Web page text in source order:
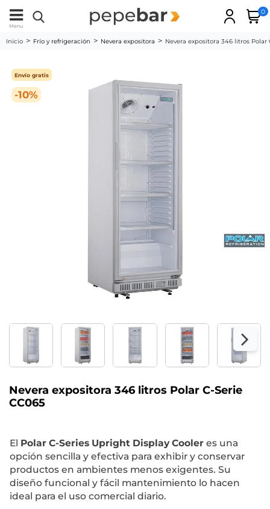
Menu
0
Inicio Frío y refrigeración Nevera expositora Nevera expositora 346 litros Polar
-10%
Envío gratis
Nevera expositora 346 litros Polar C-Serie
CC065
El Polar C-Series Upright Display Cooler es una
opción sencilla y efectiva para exhibir y conservar
productos en ambientes menos exigentes. Su
diseño funcional y fácil mantenimiento lo hacen
ideal para el uso comercial diario.